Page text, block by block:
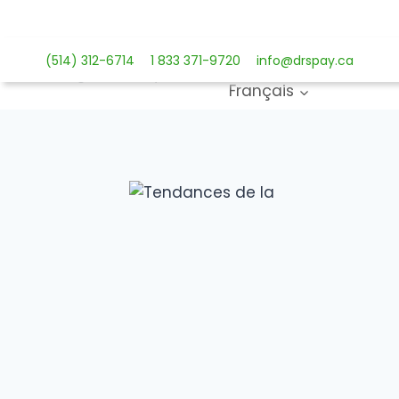
contenu(514) 312-6714 1 833 371-9720 info@drspay.ca
Solutions de paiement
Français